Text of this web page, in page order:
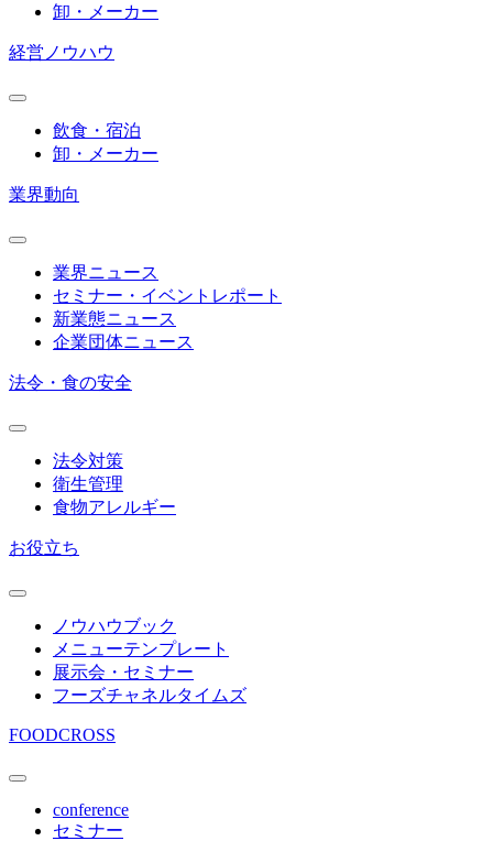
卸・メーカー
経営ノウハウ
飲食・宿泊
卸・メーカー
業界動向
業界ニュース
セミナー・イベントレポート
新業態ニュース
企業団体ニュース
法令・食の安全
法令対策
衛生管理
食物アレルギー
お役立ち
ノウハウブック
メニューテンプレート
展示会・セミナー
フーズチャネルタイムズ
FOODCROSS
conference
セミナー